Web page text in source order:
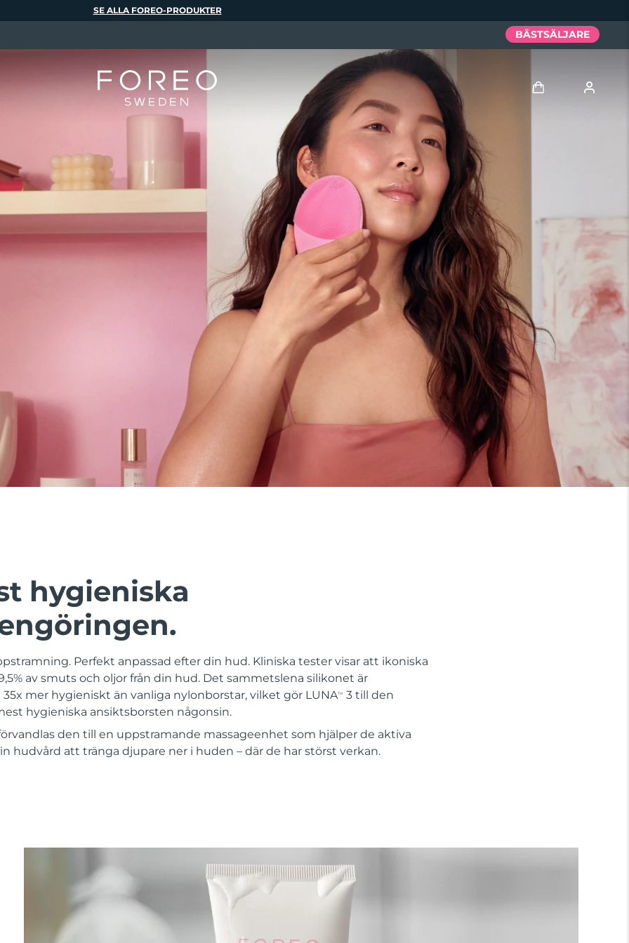
hygieniska
Perfekt anpassad efter din hud. Kliniska tester visar att ikoniska
av smuts och oljor från din hud. Det sammetslena silikonet är
mer hygieniskt än vanliga nylonborstar, vilket gör LUNATM
3 till den
hygieniska ansiktsborsten någonsin.
den till en uppstramande massageenhet som hjälper de aktiva
hudvård att tränga djupare ner i huden – där de har störst verkan.
SE ALLA FOREO-PRODUKTER
BÄSTSÄLJARE
Mina beställningar
Mina adresser
Mina prenumerationer